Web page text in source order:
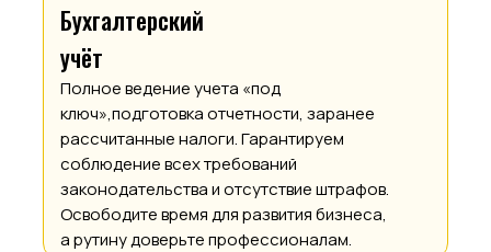
Бухгалтерский
учёт
Полное ведение учета «под
ключ»,подготовка отчетности, заранее
рассчитанные налоги. Гарантируем
соблюдение всех требований
законодательства и отсутствие штрафов.
Освободите время для развития бизнеса,
а рутину доверьте профессионалам.